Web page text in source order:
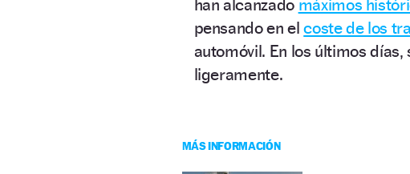
han alcanzado máximos
pensando en elcoste de los
automóvil. En los últimos
ligeramente.
MÁS INFORMACIÓN